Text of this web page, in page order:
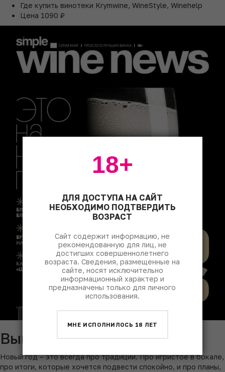
Где купить винотеки Krymwine, WineStyle, Winehelp
Цена 1090 ₽
Выпуск Simple Wine News
Новый год – это всегда про традиции. Про игристое в бокале,
про итоги, которые хочется подвести спокойно, и про планы,
ДЛЯ ДОСТУПА НА САЙТ
НЕОБХОДИМО ПОДТВЕРДИТЬ
ВОЗРАСТ
Сайт содержит информацию, не
рекомендованную для лиц, не
достигших совершеннолетнего
возраста. Сведения, размещенные на
сайте, носят исключительно
информационный характер и
предназначены только для личного
использования.
МНЕ ИСПОЛНИЛОСЬ 18 ЛЕТ
18+